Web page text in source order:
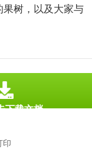
树，以及大家与
印
下载文档